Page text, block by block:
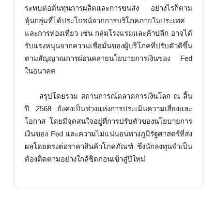
ระทบต่อต้นทุนการผลิตและการขนส่ง อย่างไรก็ตาม
หุ้นกลุ่มที่ได้ประโยชน์จากการบริโภคภายในประเทศ
และการท่องเที่ยว เช่น กลุ่มโรงแรมและค้าปลีก อาจได้
รับแรงหนุนจากความเชื่อมั่นของผู้บริโภคที่ปรับตัวดีขึ้น
ตามสัญญาณการผ่อนคลายนโยบายการเงินของ Fed
ในอนาคต
สรุปโดยรวม สถานการณ์ตลาดการเงินโลก ณ สิ้น
ปี 2568 ยังคงเป็นช่วงแห่งการประเมินความเสี่ยงและ
โอกาส โดยมีจุดสนใจอยู่ที่การปรับตัวของนโยบายการ
เงินของ Fed และความไม่แน่นอนทางภูมิรัฐศาสตร์ที่ส่ง
ผลโดยตรงต่อราคาสินค้าโภคภัณฑ์ ซึ่งนักลงทุนจำเป็น
ต้องติดตามอย่างใกล้ชิดก่อนเข้าสู่ปีใหม่